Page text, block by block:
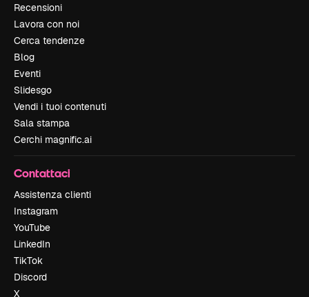
Recensioni
Lavora con noi
Cerca tendenze
Blog
Eventi
Slidesgo
Vendi i tuoi contenuti
Sala stampa
Cerchi magnific.ai
Contattaci
Assistenza clienti
Instagram
YouTube
LinkedIn
TikTok
Discord
X